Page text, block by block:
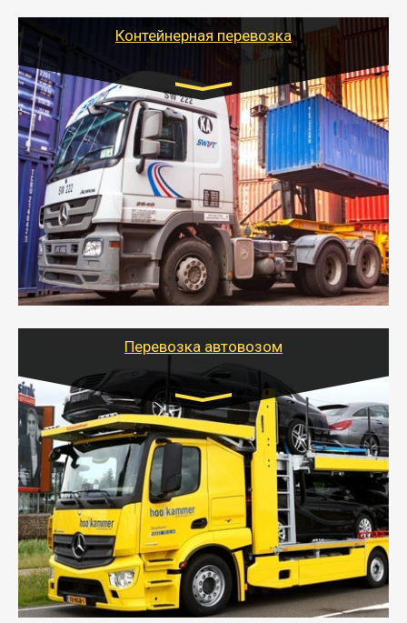
Контейнерная перевозка
Цена за км. Рассчитывается
индивидуально
- Контейнерные грузоперевозки на специальном
оборудованном транспорте быстро, качественно и
безопасно.
- Наша транспортная компания поможет
организовать доставку в порт и из порта
стандартных контейнеров на контейнеровозе,
шаландах и площадках (открытых кузовах),
используя надежные крепления.
Перевозка автовозом
Цена за км. Рассчитывается
индивидуально
- Перевозка автовозом от Тайгер Логистик – это
быстрый и безопасный способ доставить несколько
легковых автомобилей за одну поездку в другой
город.
- Наша транспортная компания организует доставку
машин автовозом, подобрав оптимальный маршрут с
учетом всех особенности по пути следования.